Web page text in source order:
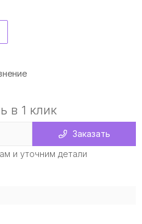
в 1 клик
Заказать
и уточним детали